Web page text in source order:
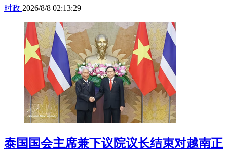
时政 2026/8/8 02:13:29
泰国国会主席兼下议院议长结束对越南正